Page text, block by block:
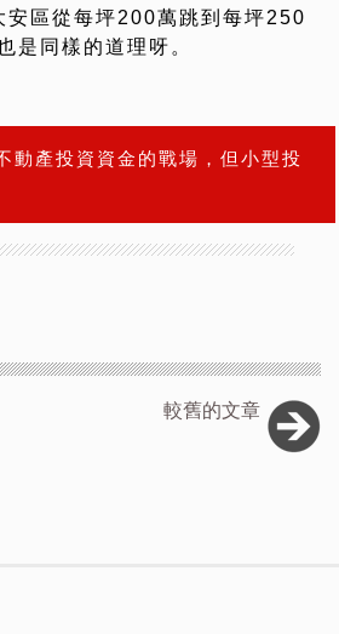
安區從每坪200萬跳到每坪250
是同樣的道理呀。
動產投資資金的戰場，但小型投
較舊的文章